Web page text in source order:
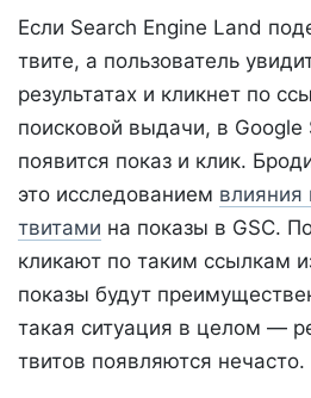
Если Search Engine Land
твите, а пользователь
результатах и кликнет по
поисковой выдачи, в Google
появится показ и клик.
это исследованием влияния
твитами на показы в GSC.
кликают по таким ссылкам
показы будут
такая ситуация в целом —
твитов появляются нечасто.